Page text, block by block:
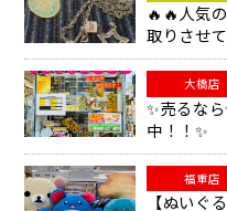
🔥🔥人気
取りさせ
大橋店
✨売るな
中！！✨
福重店
【ぬいぐ